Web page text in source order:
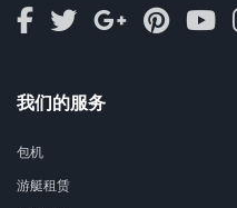
我们的服务
包机
游艇租赁